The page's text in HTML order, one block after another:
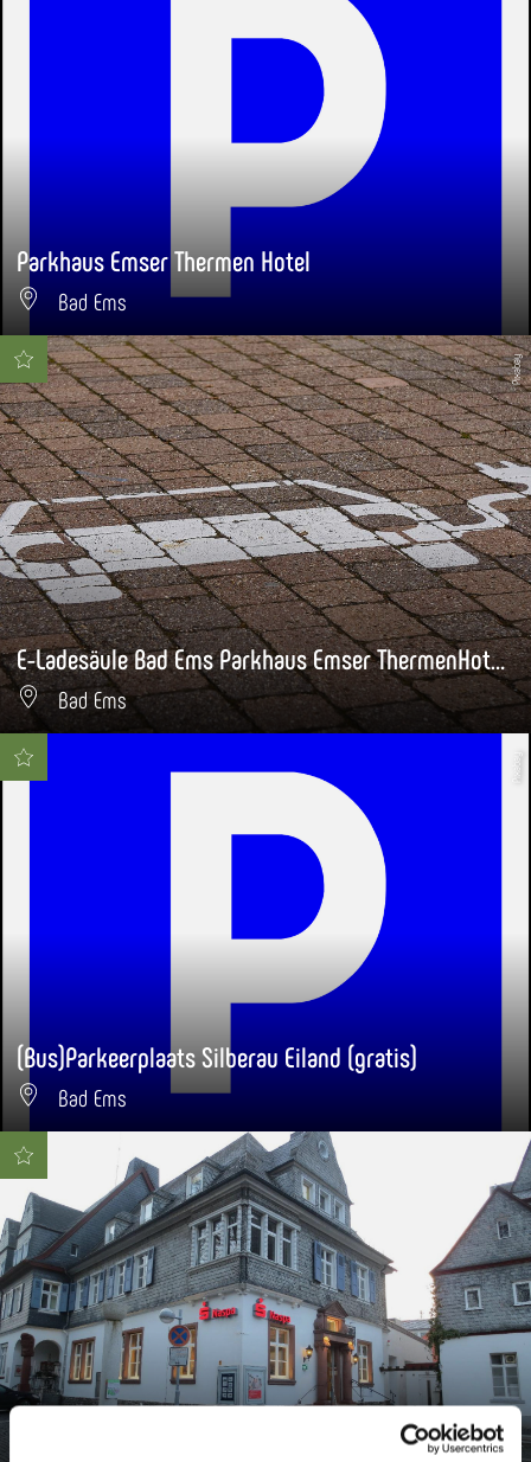
Parkhaus Emser Thermen Hotel
Bad Ems
Pixabay
E-Ladesäule Bad Ems Parkhaus Emser ThermenHotel
Bad Ems
Pixabay
(Bus)Parkeerplaats Silberau Eiland (gratis)
Bad Ems
Nassauische Sparkasse - Finanz-Center Nassau